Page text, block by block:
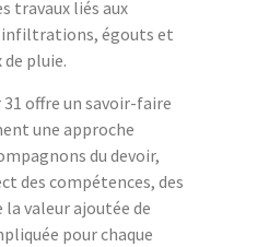
travaux liés aux
infiltrations, égouts et
de pluie.
31 offre un savoir-faire
une approche
du devoir,
des compétences, des
la valeur ajoutée de
pour chaque